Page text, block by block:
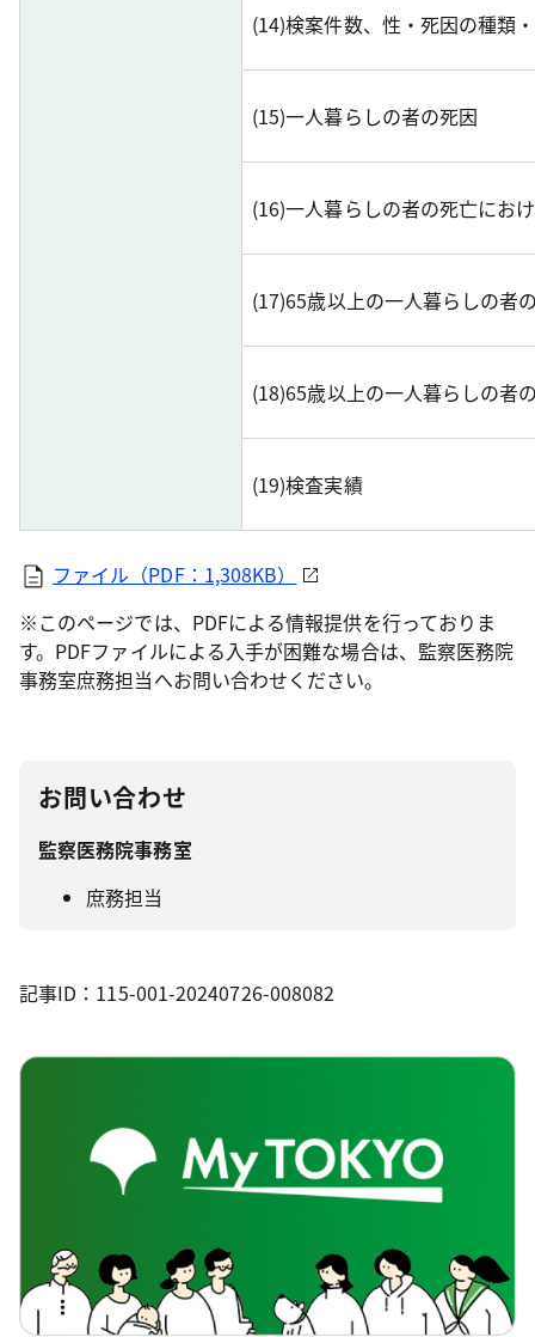
(14)検案件数、性・死因の種類
(15)一人暮らしの者の死因
(16)一人暮らしの者の死亡にお
(17)65歳以上の一人暮らしの者
(18)65歳以上の一人暮らしの者
(19)検査実績
ファイル（PDF：1,308KB）
※このページでは、PDFによる情報提供を行っておりま
す。PDFファイルによる入手が困難な場合は、監察医務院
事務室庶務担当へお問い合わせください。
お問い合わせ
監察医務院事務室
庶務担当
記事ID：115-001-20240726-008082